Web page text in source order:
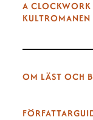
A CLOCKWORK
OM LÄST OCH